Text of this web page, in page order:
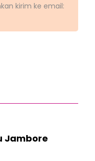
kirim ke email:
Jambore